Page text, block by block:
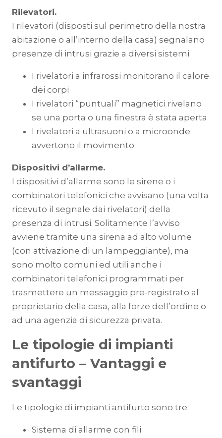
Rilevatori.
I rilevatori (disposti sul perimetro della nostra
abitazione o all’interno della casa) segnalano
presenze di intrusi grazie a diversi sistemi:
I rivelatori a infrarossi monitorano il calore
dei corpi
I rivelatori “puntuali” magnetici rivelano
se una porta o una finestra è stata aperta
I rivelatori a ultrasuoni o a microonde
avvertono il movimento
Dispositivi d’allarme.
I dispositivi d’allarme sono le sirene o i
combinatori telefonici che avvisano (una volta
ricevuto il segnale dai rivelatori) della
presenza di intrusi. Solitamente l’avviso
avviene tramite una sirena ad alto volume
(con attivazione di un lampeggiante), ma
sono molto comuni ed utili anche i
combinatori telefonici programmati per
trasmettere un messaggio pre-registrato al
proprietario della casa, alla forze dell’ordine o
ad una agenzia di sicurezza privata.
Le tipologie di impianti
antifurto – Vantaggi e
svantaggi
Le tipologie di impianti antifurto sono tre:
Sistema di allarme con fili